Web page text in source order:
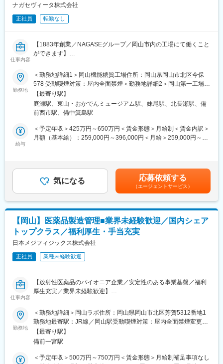
す。
└配置薬は無料でおけるので、お客様も抵抗なく置いてくれる製
品です。
■未経験の方も安心◎充実した研修制度：
・入社直後～2週間 ： OJT形式で、薬の種類や成分など基礎知識
を身につけます。
す。「会話のコツ」や「商品のご案内方法」といった実践的なス
キルを習得します。
・入社1カ月以降 ： 慣れてきたら独り立ち。既存のお客様をメイ
ンに訪問します。
◎困ったら先輩社員に相談しやすい雰囲気です。
＜専門資格を取得できる＞
・入社後は、医薬品販売の専門知識を身につけるために、登録販
・資格取得後は、資格手当として給与にも反映されます。
■働き方：
・基本土日祝休み／年3回の大型連休あり
・残業20h以内
・スケジュールに合わせて直行直帰可
・転居を伴う転勤はありません
■やりがい：
・最近、健康のことで困っていることがないかなど、親身にお話
・「この薬すごく効き目があって良かったよ。」「こないだのリ
ンゴ酢美味しかった。ちょうどまた買おうと思ってたの。来てく
りがいです。
変更の範囲：会社の定める業務
ナガセヴィータ株式会社
正社員 転勤なし
仕事内容
【1883年創業／NAGASEグループ／岡山市内の工場にて働くこと
ができます】
統括業務（医薬品製造管理者）をご担当いただきます。
■業務概要：
・ISO9001/FSSC22000等に沿った品質活動の確認、運用の改善
・食品・化粧品・医薬品原料等の品質保証業務
・監査対応（顧客監査、内部監査・行政監査等）
・クレーム対応
・製品仕様書・規格書等、品質関連書類の作成、作成に係る関連
■当社の特徴：
（1）1883年に水飴製造からスタートした当社は、独創的な研究
に取り組む研究開発型企業として歩み続け、バイオテクノロジー
拓、販売、物流等、商社・長瀬産業が有する幅広い機能のバック
アップを得て、世界へ進出しています。更に今後NAGASEグルー
プ各社とのシナジーを発揮し、環境やエネルギー等の新たな分野
へも踏み出したいと考えられています。
（2）当社を特徴付けている酵素、微生物、糖質、色素に関する技
術の研究開発を一層深化させ、様々な分野でイノベーションを起
こし続けるオンリーワン企業となる事を目指しています。また、
「誠実に正道を歩む」というNAGASEグループの理念の下、世界
の顧客に真に価値ある製品を供給し岡山をベースにグローバルに
事業を展開しています。
変更の範囲：会社の定める業務
勤務地
＜勤務地詳細1＞岡山機能糖質工場住所：岡山県岡山市北区今保
578 受動喫煙対策：屋内全面禁煙＜勤務地詳細2＞岡山第一工場
桑野作業場住所：岡山県岡山市中区桑野525-113 受動喫煙対策：
屋内全面禁煙＜勤務地詳細3＞藤田製剤工場住所：岡山県岡山市南
区藤田564-230 受動喫煙対策：屋内全面禁煙変更の範囲：会社の
【最寄り駅】
庭瀬駅、東山・おかでんミュージアム駅、妹尾駅、北長瀬駅、備
前西市駅、備中箕島駅
給与
＜予定年収＞425万円～650万円＜賃金形態＞月給制＜賃金内訳＞
月額（基本給）：259,000円～396,000円＜月給＞259,000円～
支給賃金はあくまでも目安の金額であり、選考を通じて上下する
可能性があります。月給(月額)は固定手当を含めた表記です。
気になる 応募依頼する
（エージェントサービス）
【岡山】医薬品製造管理■業界未経験歓迎／国内シェア
トップクラス／福利厚生・手当充実
日本メジフィジックス株式会社
正社員 業種未経験歓迎
仕事内容
【放射性医薬品のパイオニア企業／安定性のある事業基盤／福利
厚生充実／業界未経験歓迎】
■職務内容
ご入社後はOJT形式で先輩社員が付き添いながら機械操作や医薬
品製造業務をレクチャー致します。
・放射性医薬品の製造（製造作業だけでなく管理業務、開発業務
を含む）
勤務地
＜勤務地詳細＞岡山ラボ住所：岡山県岡山市北区芳賀5312番地1
勤務地最寄駅：JR線／岡山駅受動喫煙対策：屋内全面禁煙変更の
範囲：会社の定める事業所
【最寄り駅】
備前一宮駅
＜予定年収＞500万円～750万円＜賃金形態＞月給制補足事項なし